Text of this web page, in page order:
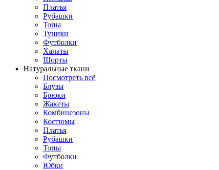
Платья
Рубашки
Топы
Туники
Футболки
Халаты
Шорты
Натуральные ткани
Посмотреть всё
Блузы
Брюки
Жакеты
Комбинезоны
Костюмы
Платья
Рубашки
Топы
Футболки
Юбки